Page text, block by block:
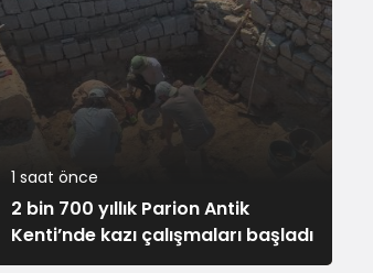
1 saat önce
2 bin 700 yıllık Parion Antik
Kenti’nde kazı çalışmaları başladı